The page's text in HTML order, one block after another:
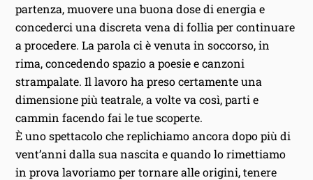
partenza, muovere una buona dose di energia e
concederci una discreta vena di follia per continuare
a procedere. La parola ci è venuta in soccorso, in
rima, concedendo spazio a poesie e canzoni
strampalate. Il lavoro ha preso certamente una
dimensione più teatrale, a volte va così, parti e
cammin facendo fai le tue scoperte.
È uno spettacolo che replichiamo ancora dopo più di
vent’anni dalla sua nascita e quando lo rimettiamo
in prova lavoriamo per tornare alle origini, tenere